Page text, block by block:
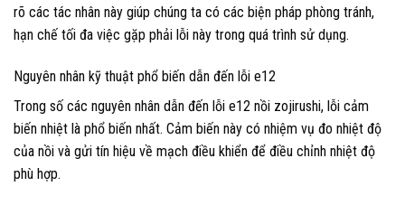
rõ các tác nhân này giúp chúng ta có các biện pháp phòng tránh,
hạn chế tối đa việc gặp phải lỗi này trong quá trình sử dụng.
Nguyên nhân kỹ thuật phổ biến dẫn đến lỗi e12
Trong số các nguyên nhân dẫn đến lỗi e12 nồi zojirushi, lỗi cảm
biến nhiệt là phổ biến nhất. Cảm biến này có nhiệm vụ đo nhiệt độ
của nồi và gửi tín hiệu về mạch điều khiển để điều chỉnh nhiệt độ
phù hợp.